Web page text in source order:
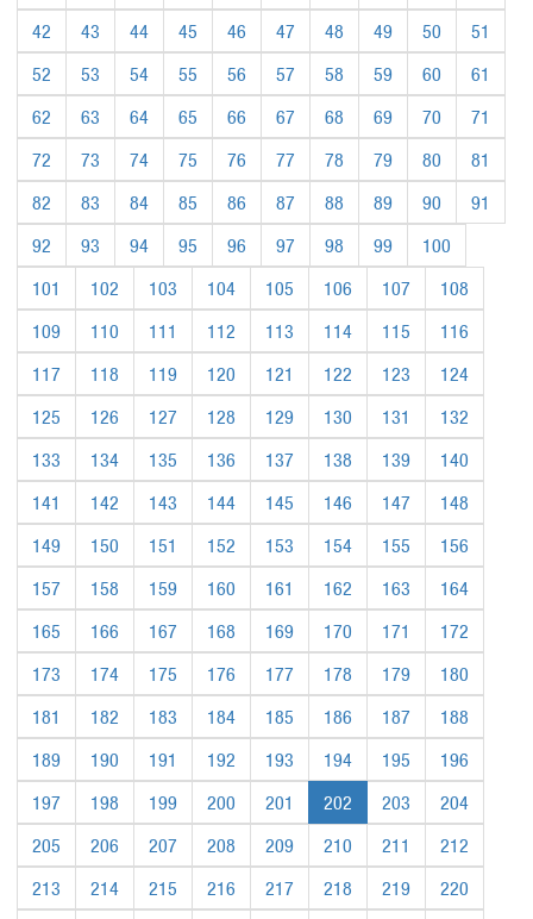
42
43 44 45 46 47 48 49 50
51
52
53 54 55 56 57 58 59 60
61
62
63 64 65 66 67 68 69 70
71
72
73 74 75 76 77 78 79 80
81
82
83 84 85 86 87 88 89 90
91
92
93 94 95 96 97 98 99
100
101
102 103 104 105 106 107
108
109
110 111 112 113 114 115
116
117
118 119 120 121 122 123
124
125
126 127 128 129 130 131
132
133
134 135 136 137 138 139
140
141
142 143 144 145 146 147
148
149
150 151 152 153 154 155
156
157
158 159 160 161 162 163
164
165
166 167 168 169 170 171
172
173
174 175 176 177 178 179
180
181
182 183 184 185 186 187
188
189
190 191 192 193 194 195
196
197
198 199 200 201 202 203
204
205
206 207 208 209 210 211
212
213
214 215 216 217 218 219
220